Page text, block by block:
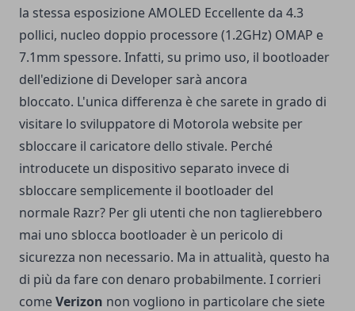
la stessa esposizione AMOLED Eccellente da 4.3
pollici, nucleo doppio processore (1.2GHz) OMAP e
7.1mm spessore. Infatti, su primo uso, il bootloader
dell'edizione di Developer sarà ancora
bloccato. L'unica differenza è che sarete in grado di
visitare lo sviluppatore di Motorola website per
sbloccare il caricatore dello stivale. Perché
introducete un dispositivo separato invece di
sbloccare semplicemente il bootloader del
normale Razr? Per gli utenti che non taglierebbero
mai uno sblocca bootloader è un pericolo di
sicurezza non necessario. Ma in attualità, questo ha
di più da fare con denaro probabilmente. I corrieri
comeVerizon non vogliono in particolare che siete